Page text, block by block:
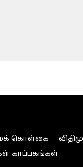
கொள்கை
காப்பகங்கள்